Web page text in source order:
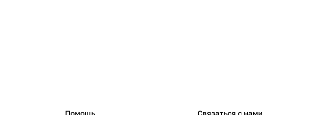
Помощь Связаться с нами